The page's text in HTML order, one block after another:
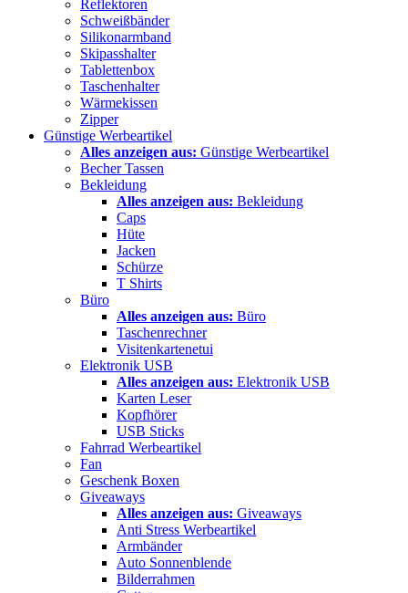
Reflektoren
Schweißbänder
Silikonarmband
Skipasshalter
Tablettenbox
Taschenhalter
Wärmekissen
Zipper
Günstige Werbeartikel
Alles anzeigen aus: Günstige Werbeartikel
Becher Tassen
Bekleidung
Alles anzeigen aus: Bekleidung
Caps
Hüte
Jacken
Schürze
T Shirts
Büro
Alles anzeigen aus: Büro
Taschenrechner
Visitenkartenetui
Elektronik USB
Alles anzeigen aus: Elektronik USB
Karten Leser
Kopfhörer
USB Sticks
Fahrrad Werbeartikel
Fan
Geschenk Boxen
Giveaways
Alles anzeigen aus: Giveaways
Anti Stress Werbeartikel
Armbänder
Auto Sonnenblende
Bilderrahmen